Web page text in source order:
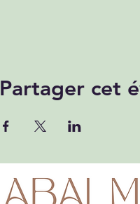
Partager cet